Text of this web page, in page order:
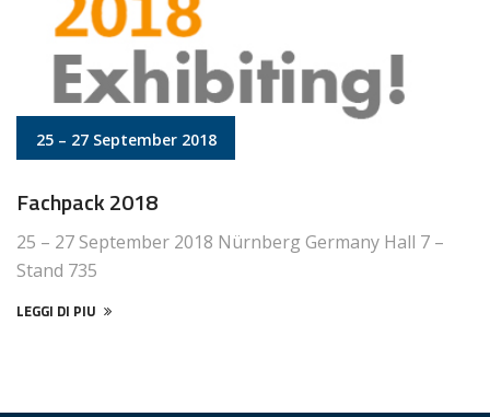
25 – 27 September 2018
Fachpack 2018
25 – 27 September 2018 Nürnberg Germany Hall 7 –
Stand 735
LEGGI DI PIU